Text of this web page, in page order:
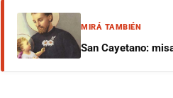
MIRÁ TAMBIÉN
San Cayetano: